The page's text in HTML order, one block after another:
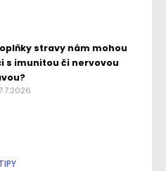
stravy nám mohou
s imunitou či nervovou